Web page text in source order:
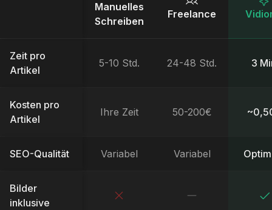
Manuelles
Schreiben
Freelance
Zeit pro
Artikel
5-10 Std. 24-48 Std. 3
Kosten pro
Artikel
Ihre Zeit 50-200€
SEO-Qualität Variabel Variabel
Bilder
inklusive